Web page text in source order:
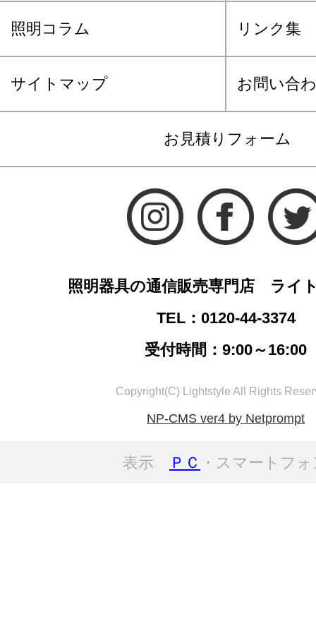
照明コラム リンク集
サイトマップ お問い合
お見積りフォーム
照明器具の通信販売専門店 ライ
TEL：0120-44-3374
受付時間：9:00～16:00
Copyright(C) Lightstyle All Rights
NP-CMS ver4 by Netprompt
表示 ＰＣ ・スマートフ